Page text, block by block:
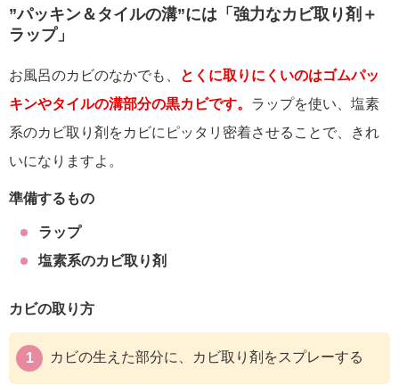
”パッキン＆タイルの溝”には「強力なカビ取り剤＋
ラップ」
お風呂のカビのなかでも、
とくに取りにくいのはゴムパッ
キンやタイルの溝部分の黒カビです。 ラップを使い、塩素
系のカビ取り剤をカビにピッタリ密着させることで、きれ
いになりますよ。
準備するもの
ラップ
塩素系のカビ取り剤
カビの取り方
カビの生えた部分に、カビ取り剤をスプレーする